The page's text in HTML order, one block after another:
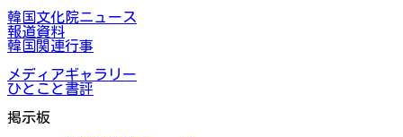
韓国文化院ニュース
報道資料
韓国関連行事
メディアギャラリー
ひとこと書評
掲示板